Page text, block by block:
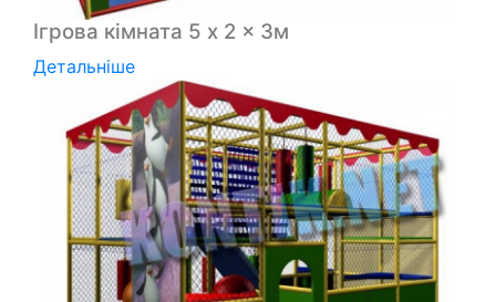
Ігрова кімната 5 x 2 x 3м
Детальніше